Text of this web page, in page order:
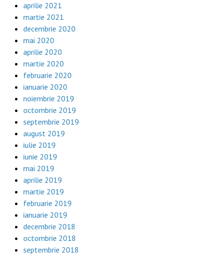
aprilie 2021
martie 2021
decembrie 2020
mai 2020
aprilie 2020
martie 2020
februarie 2020
ianuarie 2020
noiembrie 2019
octombrie 2019
septembrie 2019
august 2019
iulie 2019
iunie 2019
mai 2019
aprilie 2019
martie 2019
februarie 2019
ianuarie 2019
decembrie 2018
octombrie 2018
septembrie 2018